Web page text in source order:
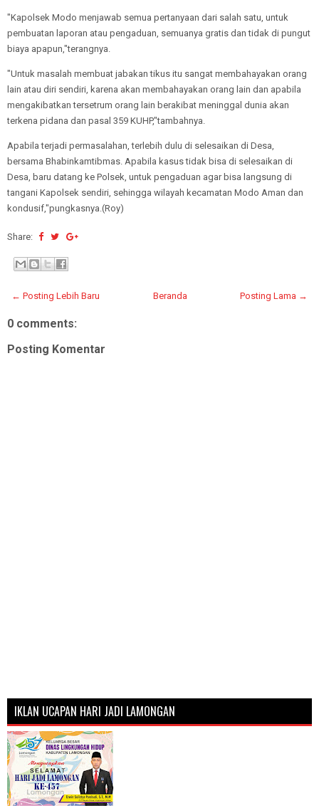
"Kapolsek Modo menjawab semua pertanyaan dari salah satu, untuk
pembuatan laporan atau pengaduan, semuanya gratis dan tidak di pungut
biaya apapun,"terangnya.
"Untuk masalah membuat jabakan tikus itu sangat membahayakan orang
lain atau diri sendiri, karena akan membahayakan orang lain dan apabila
mengakibatkan tersetrum orang lain berakibat meninggal dunia akan
terkena pidana dan pasal 359 KUHP,"tambahnya.
Apabila terjadi permasalahan, terlebih dulu di selesaikan di Desa,
bersama Bhabinkamtibmas. Apabila kasus tidak bisa di selesaikan di
Desa, baru datang ke Polsek, untuk pengaduan agar bisa langsung di
tangani Kapolsek sendiri, sehingga wilayah kecamatan Modo Aman dan
kondusif,"pungkasnya.(Roy)
Share:
← Posting Lebih Baru Posting Lama →
Beranda
0 comments:
Posting Komentar
IKLAN UCAPAN HARI JADI LAMONGAN